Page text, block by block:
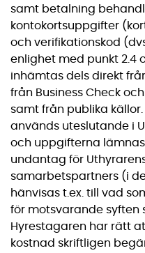
samt betalning
kontokortsuppgifter
och verifikationskod
enlighet med punkt 2.4
inhämtas dels direkt
från Business Check
samt från publika
används uteslutande i
och uppgifterna
undantag för
samarbetspartners (i
hänvisas t.ex. till vad
för motsvarande syften
Hyrestagaren har rätt
kostnad skriftligen